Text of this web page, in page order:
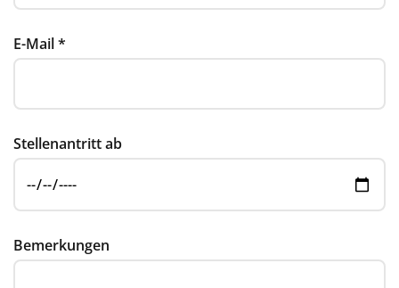
E-Mail*
Stellenantritt ab
Bemerkungen